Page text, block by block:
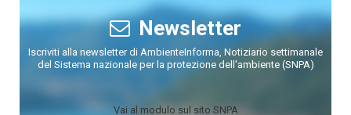
Newsletter
Iscriviti alla newsletter di AmbienteInforma, Notiziario settimanale
del Sistema nazionale per la protezione dell'ambiente (SNPA)
Vai al modulo sul sito SNPA